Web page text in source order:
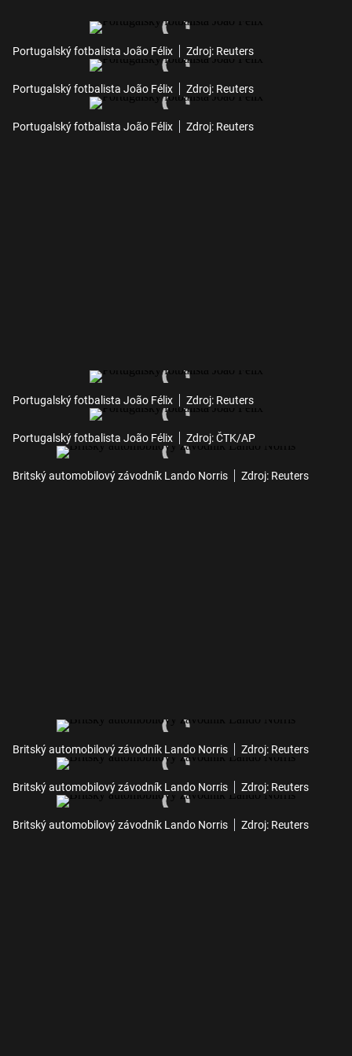
Portugalský fotbalista João Félix Zdroj: Reuters
Portugalský fotbalista João Félix Zdroj: Reuters
Portugalský fotbalista João Félix Zdroj: Reuters
Portugalský fotbalista João Félix Zdroj: Reuters
Portugalský fotbalista João Félix Zdroj: ČTK/AP
Britský automobilový závodník Lando Norris Zdroj: Reuters
Britský automobilový závodník Lando Norris Zdroj: Reuters
Britský automobilový závodník Lando Norris Zdroj: Reuters
Britský automobilový závodník Lando Norris Zdroj: Reuters